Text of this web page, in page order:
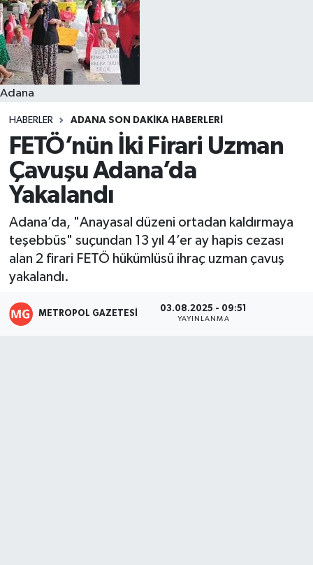
Adana
HABERLER ADANA SON DAKIKA HABERLERI
FETÖ’nün İki Firari Uzman
Çavuşu Adana’da
Yakalandı
Adana’da, "Anayasal düzeni ortadan kaldırmaya
teşebbüs" suçundan 13 yıl 4’er ay hapis cezası
alan 2 firari FETÖ hükümlüsü ihraç uzman çavuş
yakalandı.
METROPOL GAZETESI 03.08.2025 - 09:51
YAYINLANMA
Resmi İlanlar